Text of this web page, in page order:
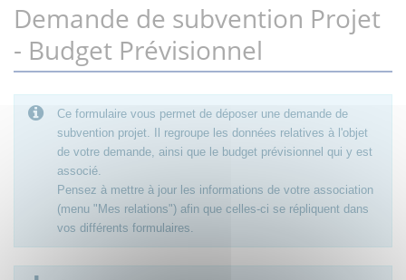
Demande de subvention Projet
- Budget Prévisionnel
Ce formulaire vous permet de déposer une demande de
subvention projet. Il regroupe les données relatives à l'objet
de votre demande, ainsi que le budget prévisionnel qui y est
associé.
Pensez à mettre à jour les informations de votre association
(menu "Mes relations") afin que celles-ci se répliquent dans
vos différents formulaires.